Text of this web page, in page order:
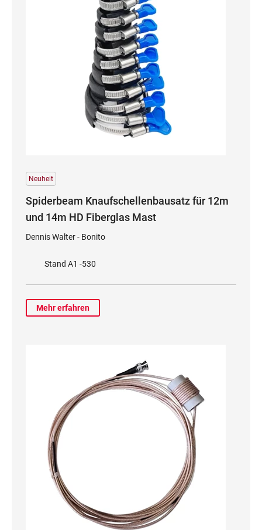
Neuheit
Spiderbeam Knaufschellenbausatz für 12m
und 14m HD Fiberglas Mast
Dennis Walter - Bonito
Stand A1 -530
Mehr erfahren